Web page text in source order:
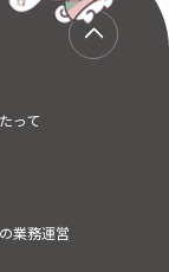
って
業務運営